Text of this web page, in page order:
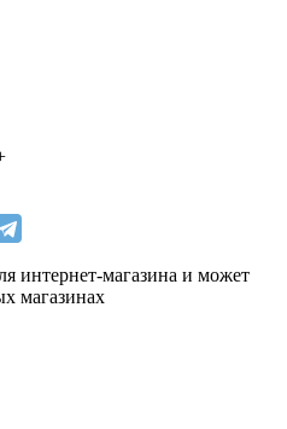
интернет-магазина и может
магазинах